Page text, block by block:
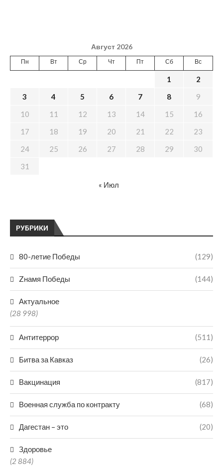
РУБРИКИ
80-летие Победы (129)
Zнамя Победы (144)
Актуальное
(28 998)
Антитеррор (511)
Битва за Кавказ (26)
Вакцинация (817)
Военная служба по контракту (68)
Дагестан – это (20)
Здоровье
(2 884)
Август 2026
Пн Вт Ср Чт Пт Сб Вс
1
2
3
4 5 6 7 8
9
10
11 12 13 14 15
16
17
18 19 20 21 22
23
24
25 26 27 28 29
30
31
« Июл